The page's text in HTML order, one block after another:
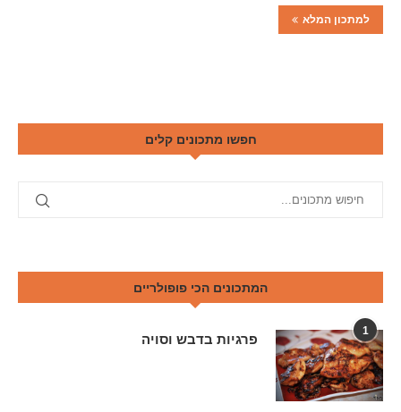
למתכון המלא
חפשו מתכונים קלים
המתכונים הכי פופולריים
1
פרגיות בדבש וסויה